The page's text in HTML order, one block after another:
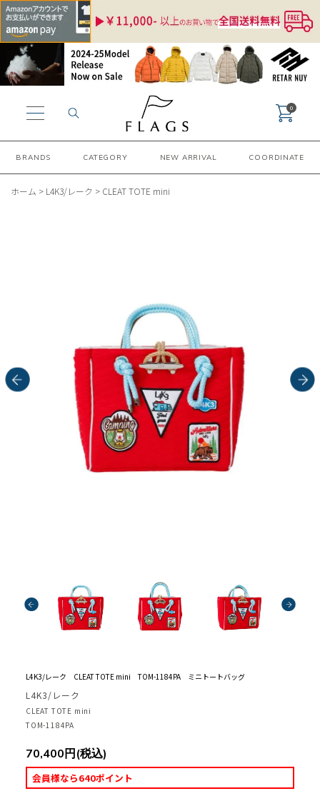
BRANDS CATEGORY NEW ARRIVAL COORDINATE
0
ホーム > L4K3/レーク > CLEAT TOTE mini
L4K3/レーク CLEAT TOTE mini TOM-1184PA ミニトートバッグ
L4K3/レーク
CLEAT TOTE mini
TOM-1184PA
70,400円(税込)
会員様なら640ポイント